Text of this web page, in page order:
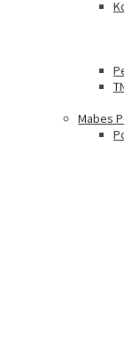
Mabes